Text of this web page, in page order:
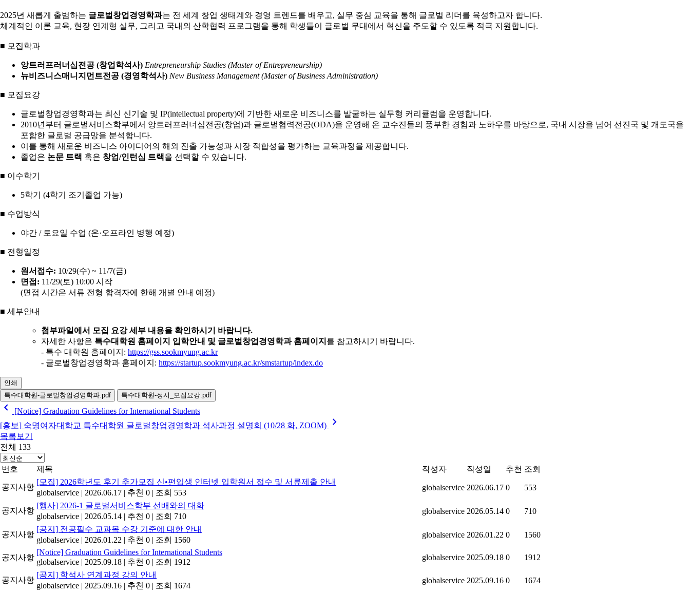
2025년 새롭게 출범하는 글로벌창업경영학과는 전 세계 창업 생태계와 경영 트렌드를 배우고, 실무 중심 교육을 통해 글로벌 리더를 육성하고자 합니다.
체계적인 이론 교육, 현장 연계형 실무, 그리고 국내외 산학협력 프로그램을 통해 학생들이 글로벌 무대에서 혁신을 주도할 수 있도록 적극 지원합니다.
■ 모집학과
앙트러프러너십전공 (창업학석사) Entrepreneurship Studies (Master of Entrepreneurship)
뉴비즈니스매니지먼트전공 (경영학석사) New Business Management (Master of Business Administration)
■ 모집요강
글로벌창업경영학과는 최신 신기술 및 IP(intellectual property)에 기반한 새로운 비즈니스를 발굴하는 실무형 커리큘럼을 운영합니다.
2010년부터 글로벌서비스학부에서 앙트러프러너십전공(창업)과 글로벌협력전공(ODA)을 운영해 온 교수진들의 풍부한 경험과 노하우를 바탕으로, 국내 시장을 넘어 선진국 및 개도국을
포함한 글로벌 공급망을 분석합니다.
이를 통해 새로운 비즈니스 아이디어의 해외 진출 가능성과 시장 적합성을 평가하는 교육과정을 제공합니다.
졸업은 논문 트랙 혹은 창업/인턴십 트랙을 선택할 수 있습니다.
■ 이수학기
5학기 (4학기 조기졸업 가능)
■ 수업방식
야간 / 토요일 수업 (온·오프라인 병행 예정)
■ 전형일정
원서접수: 10/29(수) ~ 11/7(금)
면접: 11/29(토) 10:00 시작
(면접 시간은 서류 전형 합격자에 한해 개별 안내 예정)
■ 세부안내
첨부파일에서 모집 요강 세부 내용을 확인하시기 바랍니다.
자세한 사항은 특수대학원 홈페이지 입학안내 및 글로벌창업경영학과 홈페이지 를 참고하시기 바랍니다.
- 특수 대학원 홈페이지: https://gss.sookmyung.ac.kr
- 글로벌창업경영학과 홈페이지: https://startup.sookmyung.ac.kr/smstartup/index.do
인쇄
특수대학원-글로벌창업경영학과.pdf
특수대학원-정시_모집요강.pdf
chevron_left
[Notice] Graduation Guidelines for International Students
[홍보] 숙명여자대학교 특수대학원 글로벌창업경영학과 석사과정 설명회 (10/28 화, ZOOM)
chevron_right
목록보기
전체 133
번호 제목 작성자 작성일 추천 조회
공지사항
[모집] 2026학년도 후기 추가모집 신•편입생 인터넷 입학원서 접수 및 서류제출 안내
globalservice | 2026.06.17 | 추천 0 | 조회 553
globalservice 2026.06.17 0 553
공지사항
[행사] 2026-1 글로벌서비스학부 선배와의 대화
globalservice | 2026.05.14 | 추천 0 | 조회 710
globalservice 2026.05.14 0 710
공지사항
[공지] 전공필수 교과목 수강 기준에 대한 안내
globalservice | 2026.01.22 | 추천 0 | 조회 1560
globalservice 2026.01.22 0 1560
공지사항
[Notice] Graduation Guidelines for International Students
globalservice | 2025.09.18 | 추천 0 | 조회 1912
globalservice 2025.09.18 0 1912
공지사항
[공지] 학석사 연계과정 강의 안내
globalservice | 2025.09.16 | 추천 0 | 조회 1674
globalservice 2025.09.16 0 1674